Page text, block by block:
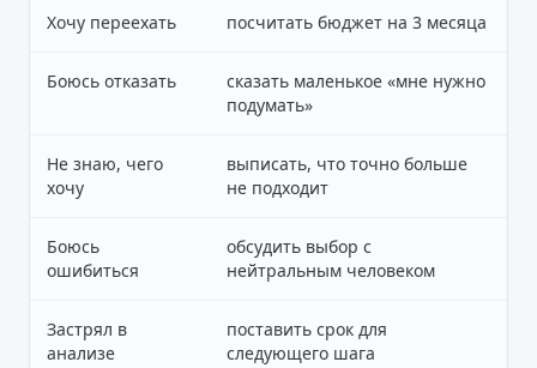
Хочу переехать посчитать бюджет на 3 месяца
Боюсь отказать
сказать маленькое «мне нужно
подумать»
Не знаю, чего
хочу
выписать, что точно больше
не подходит
Боюсь
ошибиться
обсудить выбор с
нейтральным человеком
Застрял в
анализе
поставить срок для
следующего шага